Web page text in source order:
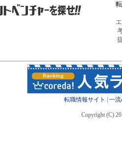
転職情報サイト 一
Copyright (C)